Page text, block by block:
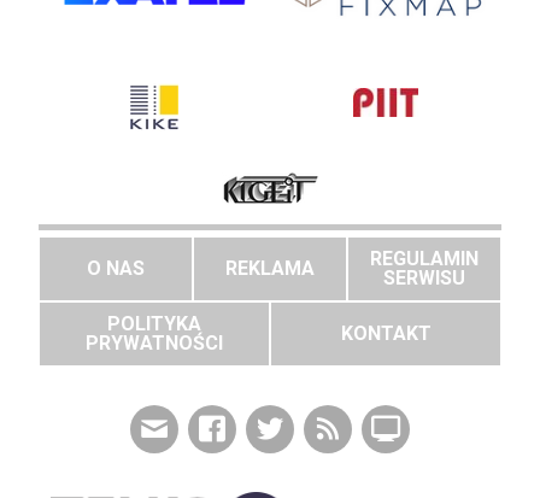
O NAS REKLAMA
REGULAMIN
SERWISU
POLITYKA
PRYWATNOŚCI
KONTAKT